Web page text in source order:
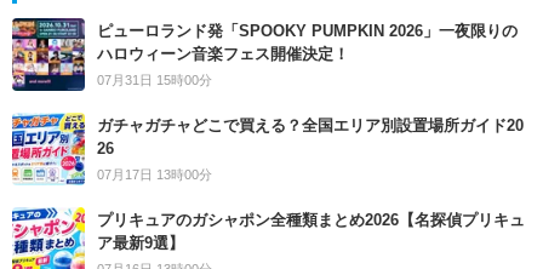
ピューロランド発「SPOOKY PUMPKIN 2026」一夜限りの
ハロウィーン音楽フェス開催決定！
07月31日 15時00分
ガチャガチャどこで買える？全国エリア別設置場所ガイド20
26
07月17日 13時00分
プリキュアのガシャポン全種類まとめ2026【名探偵プリキュ
ア最新9選】